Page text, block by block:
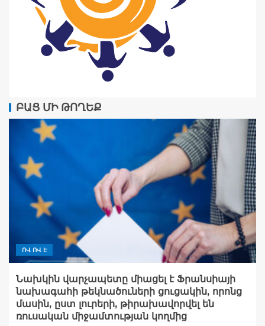
ԲԱՑ ՄԻ ԹՈՂԵՔ
ՈՎ ՈՎ Է
Նախկին վարչապետը միացել է Ֆրանսիայի
նախագահի թեկնածուների ցուցակին, որոնց
մասին, ըստ լուրերի, թիրախավորվել են
ռուսական միջամտության կողմից